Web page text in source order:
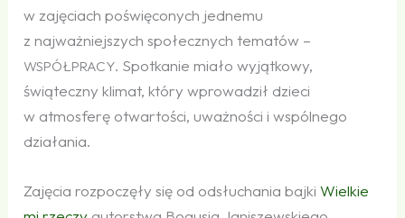
w zajęciach poświęconych jednemu
z najważniejszych społecznych tematów –
WSPÓŁPRACY. Spotkanie miało wyjątkowy,
świąteczny klimat, który wprowadził dzieci
w atmosferę otwartości, uważności i wspólnego
działania.
Zajęcia rozpoczęły się od odsłuchania bajkiWielkie